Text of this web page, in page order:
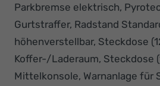
Parkbremse elektrisch,
Gurtstraffer, Radstand
höhenverstellbar, Steckdose
Koffer-/Laderaum, Steckdose
Mittelkonsole, Warnanlage für